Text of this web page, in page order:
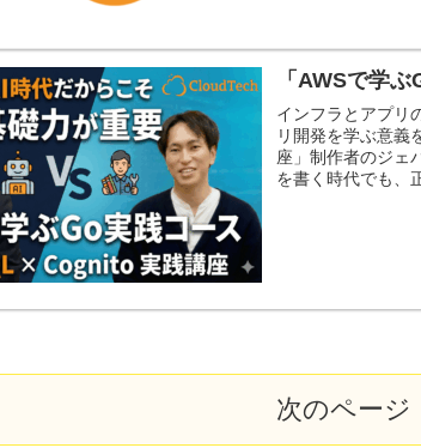
「AWSで学
インフラとアプリ
リ開発を学ぶ意義
座」制作者のジェ
を書く時代でも、
次のページ